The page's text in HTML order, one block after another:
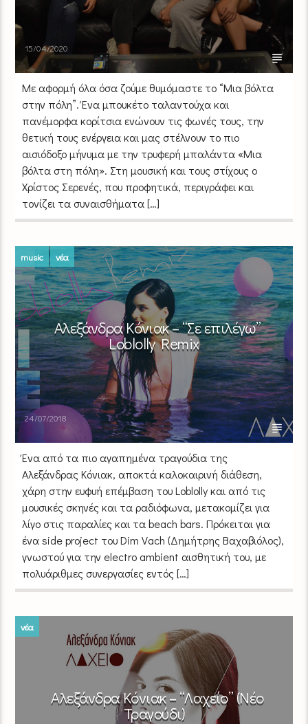
15/04/2020
Με αφορμή όλα όσα ζούμε θυμόμαστε το “Μια βόλτα
στην πόλη”. Ένα μπουκέτο ταλαντούχα και
πανέμορφα κορίτσια ενώνουν τις φωνές τους, την
θετική τους ενέργεια και μας στέλνουν το πιο
αισιόδοξο μήνυμα με την τρυφερή μπαλάντα «Μια
βόλτα στη πόλη». Στη μουσική και τους στίχους ο
Χρίστος Σερενές, που προφητικά, περιγράφει και
τονίζει τα συναισθήματα […]
music νέα
Αλεξάνδρα Κόνιακ – “Σε επιλέγω”
Loblolly Remix
24/07/2018
Ένα από τα πιο αγαπημένα τραγούδια της
Αλεξάνδρας Κόνιακ, αποκτά καλοκαιρινή διάθεση,
χάρη στην ευφυή επέμβαση του Loblolly και από τις
μουσικές σκηνές και τα ραδιόφωνα, μετακομίζει για
λίγο στις παραλίες και τα beach bars. Πρόκειται για
ένα side project του Dim Vach (Δημήτρης Βαχαβιόλος),
γνωστού για την electro ambient αισθητική του, με
πολυάριθμες συνεργασίες εντός […]
νέα
Αλεξάνδρα Κόνιακ – “Λαχείο” (Νέο
Τραγούδι)